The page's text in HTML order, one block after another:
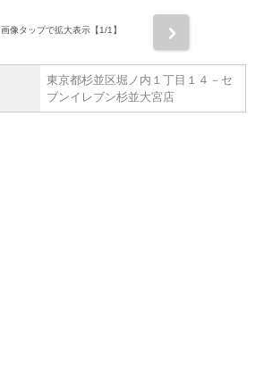
画像タップで拡大表示【1/1】
東京都杉並区堀ノ内１丁目１４－セ
ブンイレブン杉並大宮店